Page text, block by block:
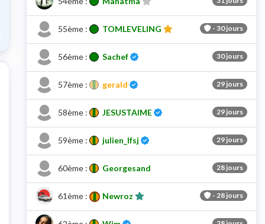
de ce pointage
55ème : TOMLEVELING - 30 jours
56ème : Sachef Certifié 30 jours
57ème : gerald Certifié 29 jours
58ème : JESUSTAIME Certifié 29 jours
59ème : julien_lfsj Certifié 29 jours
60ème : Georgesand 28 jours
61ème : Newroz - 28 jours
Certifié